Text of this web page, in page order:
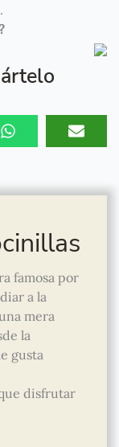
famosa por
a la
mera
la
gusta
disfrutar